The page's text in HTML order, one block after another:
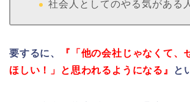
社会人としてのやる気がある
要するに、
『「他の会社じゃなくて、
ほしい！」と思われるようになる』
と